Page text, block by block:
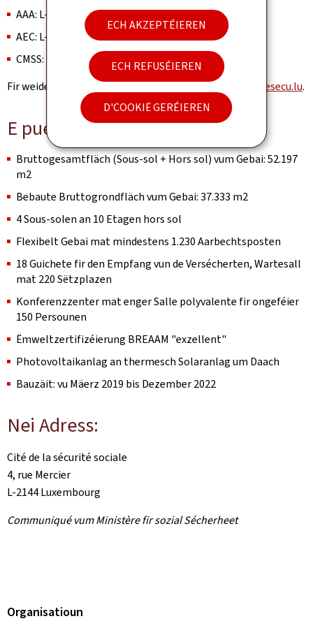
ECH AKZEPTÉIEREN
ECH REFUSÉIEREN
D'COOKIË GERÉIEREN
AAA: L-2976 Lëtzebuerg
AEC: L-2974 Lëtzebuerg
CMSS: B.P: 1342 L-1013 Luxembourg
Fir weider Informatiounen, besicht d'Websäit
www.citesecu.lu.
E puer interessant Fakten:
Bruttogesamtfläch (Sous-sol + Hors sol) vum Gebai: 52.197
m2
Bebaute Bruttogrondfläch vum Gebai: 37.333 m2
4 Sous-solen an 10 Etagen hors sol
Flexibelt Gebai mat mindestens 1.230 Aarbechtsposten
18 Guichete fir den Empfang vun de Versécherten, Wartesall
mat 220 Sëtzplazen
Konferenzzenter mat enger Salle polyvalente fir ongeféier
150 Persounen
Ëmweltzertifizéierung BREAAM "exzellent"
Photovoltaikanlag an thermesch Solaranlag um Daach
Bauzäit: vu Mäerz 2019 bis Dezember 2022
Nei Adress:
Cité de la sécurité sociale
4, rue Mercier
L-2144 Luxembourg
Communiqué vum Ministère fir sozial Sécherheet
Organisatioun